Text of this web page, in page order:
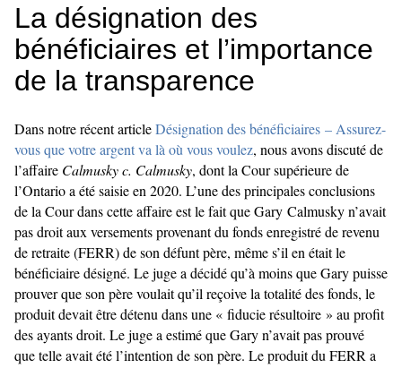
La désignation des
bénéficiaires et l’importance
de la transparence
Dans notre récent articleDésignation des bénéficiaires – Assurez-
vous que votre argent va là où vous voulez, nous avons discuté de
l’affaire Calmusky c. Calmusky, dont la Cour supérieure de
l’Ontario a été saisie en 2020. L’une des principales conclusions
de la Cour dans cette affaire est le fait que Gary Calmusky n’avait
pas droit aux versements provenant du fonds enregistré de revenu
de retraite (FERR) de son défunt père, même s’il en était le
bénéficiaire désigné. Le juge a décidé qu’à moins que Gary puisse
prouver que son père voulait qu’il reçoive la totalité des fonds, le
produit devait être détenu dans une « fiducie résultoire » au profit
des ayants droit. Le juge a estimé que Gary n’avait pas prouvé
que telle avait été l’intention de son père. Le produit du FERR a